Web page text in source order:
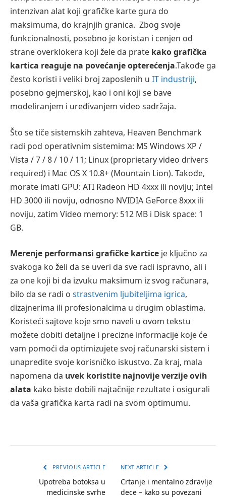
intenzivan alat koji grafičke karte gura do
maksimuma, do krajnjih granica. Zbog svoje
funkcionalnosti, posebno je koristan i cenjen od
strane overklokera koji žele da prate kako grafička
kartica reaguje na povećanje opterećenja.Takođe ga
često koristi i veliki broj zaposlenih u IT industriji,
posebno gejmerskoj, kao i oni koji se bave
modeliranjem i uređivanjem video sadržaja.
Što se tiče sistemskih zahteva, Heaven Benchmark
radi pod operativnim sistemima: MS Windows XP /
Vista / 7 / 8 / 10 / 11; Linux (proprietary video drivers
required) i Mac OS X 10.8+ (Mountain Lion). Takođe,
morate imati GPU: ATI Radeon HD 4xxx ili noviju; Intel
HD 3000 ili noviju, odnosno NVIDIA GeForce 8xxx ili
noviju, zatim Video memory: 512 MB i Disk space: 1
GB.
Merenje performansi grafičke kartice je ključno za
svakoga ko želi da se uveri da sve radi ispravno, ali i
za one koji bi da izvuku maksimum iz svog računara,
bilo da se radi o strastvenim ljubiteljima igrica,
dizajnerima ili profesionalcima u drugim oblastima.
Koristeći sajtove koje smo naveli u ovom tekstu
možete dobiti detaljne i precizne informacije koje će
vam pomoći da optimizujete svoj računarski sistem i
unapredite svoje korisničko iskustvo. Za kraj, mala
napomena da uvek koristite najnovije verzije ovih
alata kako biste dobili najtačnije rezultate i osigurali
da vaša grafička karta radi na svom optimumu.
PREVIOUS ARTICLE
Upotreba botoksa u
medicinske svrhe
NEXT ARTICLE
Crtanje i mentalno zdravlje
dece – kako su povezani